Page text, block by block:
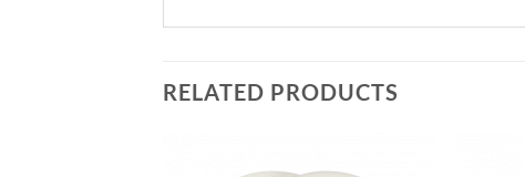
RELATED PRODUCTS